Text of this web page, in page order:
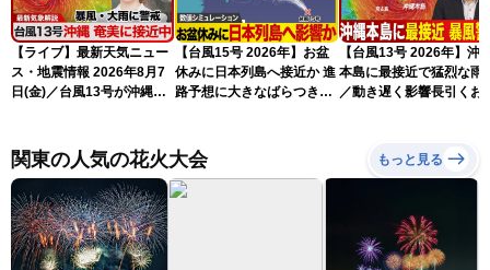
【ライブ】最新天気ニュー
ス・地震情報 2026年8月7
日(金)／台風13号が沖縄・
ュースLiVEアフタヌーン・
小林李衣奈／内藤邦裕〉
【台風15号 2026年】お盆
休みに日本列島へ接近か 進
路予想に大きなばらつき
【台風13号 2026年】沖
本島に最接近で猛烈な雨
／動き遅く影響長引くお
関東の人気の花火大会 もっと見る